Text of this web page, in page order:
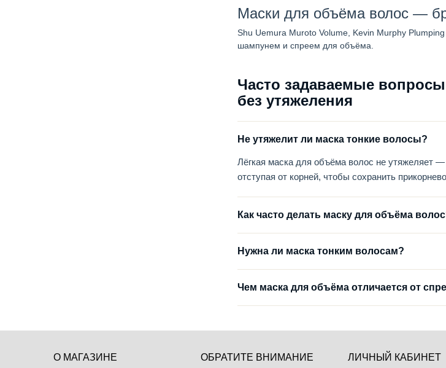
Маски для объёма волос —
Shu Uemura Muroto Volume, Kevin Murphy
шампунем и спреем для объёма.
Часто задаваемые
без утяжеления
Не утяжелит ли маска тонкие волосы?
Лёгкая маска для объёма волос не утяжеляет
отступая от корней, чтобы сохранить
Как часто делать маску для объёма
Нужна ли маска тонким волосам?
Чем маска для объёма отличается от
О МАГАЗИНЕ ОБРАТИТЕ ВНИМАНИЕ ЛИЧНЫЙ КАБИНЕТ